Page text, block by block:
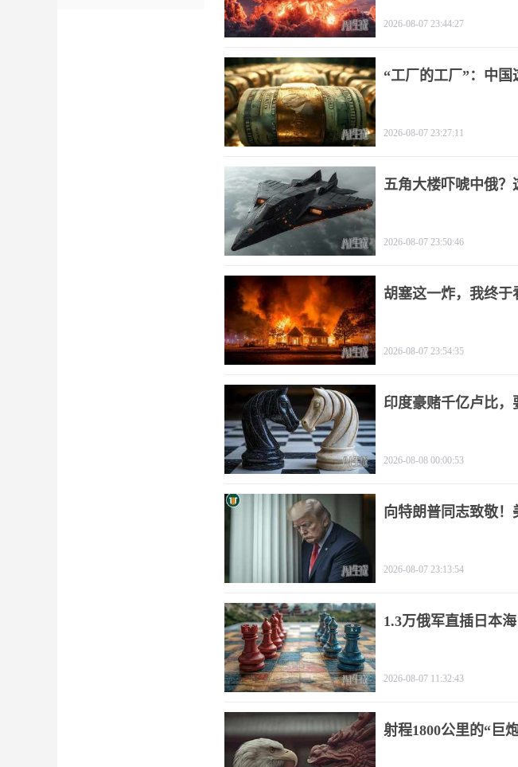
2026-08-07 23:44:27
“工厂的工厂”：中
2026-08-07 23:27:11
五角大楼吓唬中俄
2026-08-07 23:50:46
胡塞这一炸，我终于
2026-08-07 23:54:35
印度豪赌千亿卢比，
2026-08-08 00:00:53
向特朗普同志致敬
2026-08-07 23:13:54
1.3万俄军直插日本
2026-08-07 11:32:43
射程1800公里的“巨